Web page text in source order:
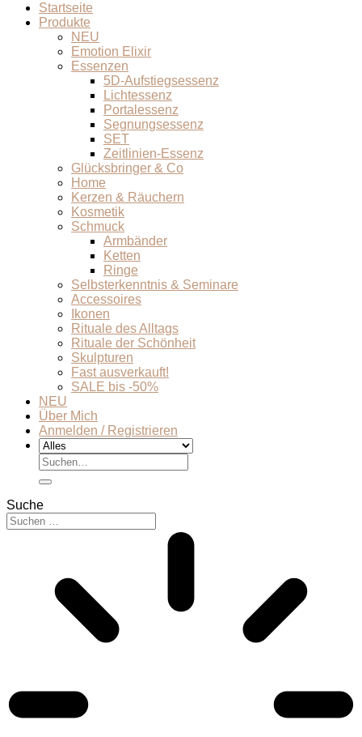
Startseite
Produkte
NEU
Emotion Elixir
Essenzen
5D-Aufstiegsessenz
Lichtessenz
Portalessenz
Segnungsessenz
SET
Zeitlinien-Essenz
Glücksbringer & Co
Home
Kerzen & Räuchern
Kosmetik
Schmuck
Armbänder
Ketten
Ringe
Selbsterkenntnis & Seminare
Accessoires
Ikonen
Rituale des Alltags
Rituale der Schönheit
Skulpturen
Fast ausverkauft!
SALE bis -50%
NEU
Über Mich
Anmelden / Registrieren
Suchen
nach:
Suche